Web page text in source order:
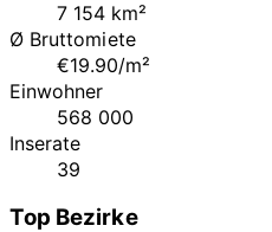
7 154 km²
Ø Bruttomiete
€19.90/m²
Einwohner
568 000
Inserate
39
Top Bezirke